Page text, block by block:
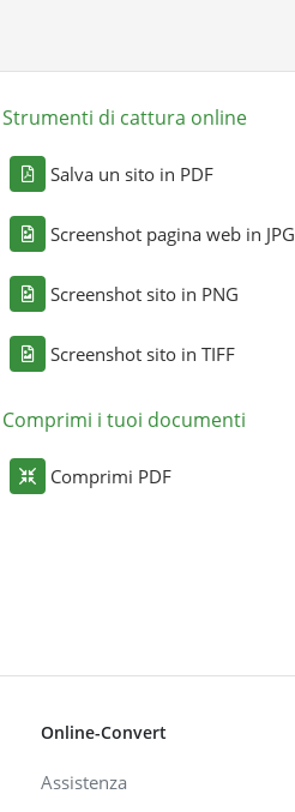
Strumenti di cattura online
Salva un sito in PDF
Screenshot pagina web in JPG
Screenshot sito in PNG
Screenshot sito in TIFF
Comprimi i tuoi documenti
Comprimi PDF
Online-Convert
Assistenza